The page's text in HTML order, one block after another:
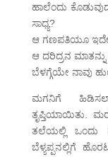
ಹಾಲೆಂದು
ಸಾಧ್ಯ?
ಆ ಗಣಪತಿಯೂ
ಆ ದರಿದ್ರನ
ಬೆಳಗ್ಗೆಯೇ ನಾವು
ಮಗನಿಗೆ
ತೃಪ್ತಿಯಾಯಿತು.
ತಲೆಯಲ್ಲಿ ಒಂದು
ಬೆಳ್ಯಪ್ಪನಲ್ಲಿಗೆ